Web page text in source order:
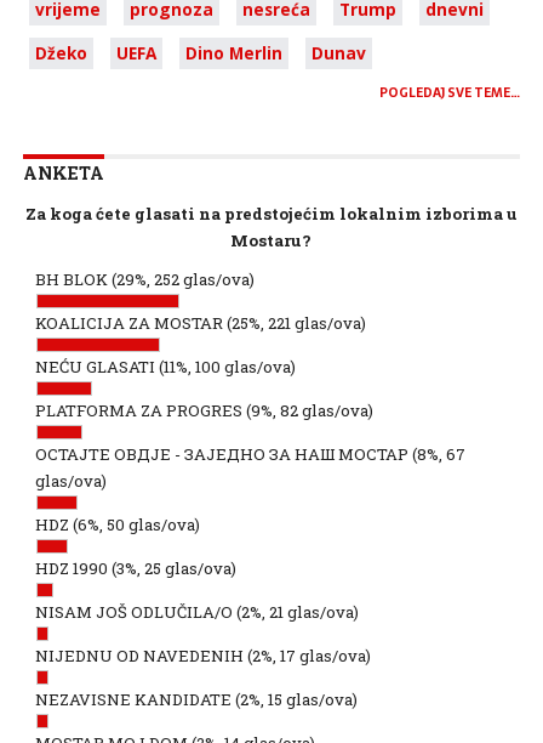
vrijeme
prognoza nesreća Trump
dnevni
Džeko
UEFA Dino Merlin Dunav
POGLEDAJ SVE TEME…
ANKETA
Za koga ćete glasati na predstojećim lokalnim izborima u
Mostaru?
BH BLOK(29%, 252 glas/ova)
KOALICIJA ZA MOSTAR(25%, 221 glas/ova)
NEĆU GLASATI (11%, 100 glas/ova)
PLATFORMA ZA PROGRES (9%, 82 glas/ova)
ОСТАЈТЕ ОВДЈЕ - ЗАЈЕДНО ЗА НАШ МОСТАР (8%, 67
glas/ova)
HDZ (6%, 50 glas/ova)
HDZ 1990 (3%, 25 glas/ova)
NISAM JOŠ ODLUČILA/O (2%, 21 glas/ova)
NIJEDNU OD NAVEDENIH (2%, 17 glas/ova)
NEZAVISNE KANDIDATE (2%, 15 glas/ova)